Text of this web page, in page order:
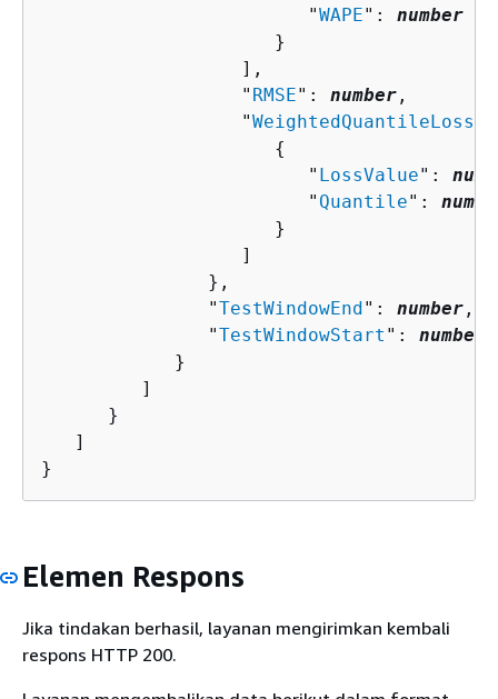
                        "
WAPE": number
                     }
                  ],
                  "
RMSE": number ,
                  "
WeightedQuantileLosses
{
                        "
LossValue":
                        "
Quantile":
                     }
                  ]
               },
               "
TestWindowEnd": number ,
               "
TestWindowStart ": number
            }
         ]
      }
   ]
}
Elemen Respons
Jika tindakan berhasil, layanan mengirimkan kembali
respons HTTP 200.